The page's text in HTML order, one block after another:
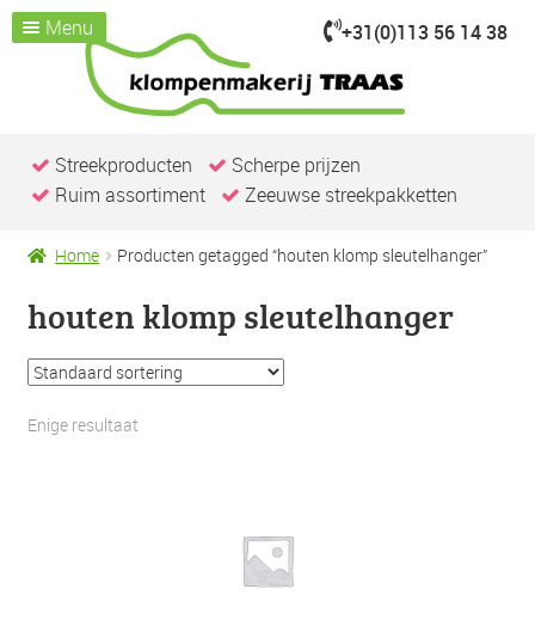
+31(0)113 56 14 38
Ga
GaMenu
Home
Assortiment
Submenu
Kijk je nemen
Over ons
Nieuws & Evenementen
Contact / openingstijden
Streekproducten
Scherpe prijzen
Ruim assortiment
Zeeuwse streekpakketten
Home Producten getagged “houten klomp sleutelhanger”
houten klomp sleutelhanger
Enige resultaat